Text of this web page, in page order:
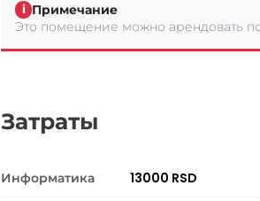
i Примечание
Это помещение можно арендовать
Затраты
Информатика 13000 RSD